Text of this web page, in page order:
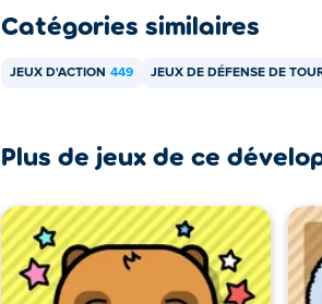
Catégories similaires
JEUX D'ACTION 449 JEUX DE DÉFENSE DE
Plus de jeux de ce